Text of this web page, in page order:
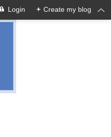
Login + Create my blog